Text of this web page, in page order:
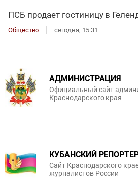
ПСБ продает гостиницу в
Общество сегодня, 15:31
АДМИНИСТРАЦИЯ
Официальный сайт
Краснодарского края
КУБАНСКИЙ
Сайт Краснодарского
журналистов России